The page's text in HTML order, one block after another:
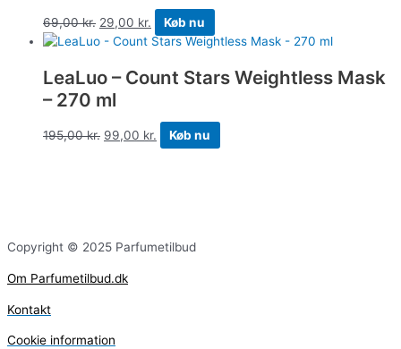
69,00kr. 29,00 kr. Køb nu
LeaLuo – Count Stars Weightless Mask
– 270 ml
195,00kr. 99,00 kr. Køb nu
Copyright © 2025 Parfumetilbud
Om Parfumetilbud.dk
Kontakt
Cookie information